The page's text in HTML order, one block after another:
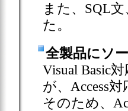
また、SQL
た。
全製品にソ
Visual Basic
が、Access
そのため、